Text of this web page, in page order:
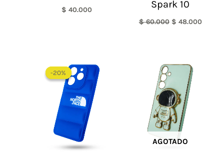
$ 40.000
Spark 10
$60.000 $ 48.000
-20%
-20%
precio
original
era:
$ 60.000.
AGOTADO